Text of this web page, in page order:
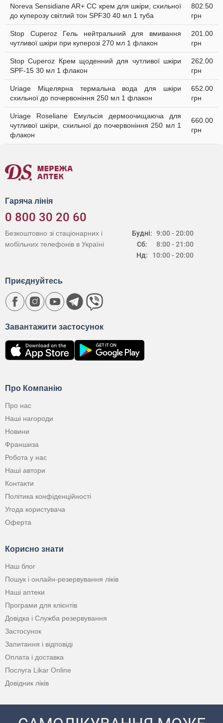
Noreva Sensidiane AR+ СС крем для шкіри, схильної
до куперозу світлий тон SPF30 40 мл 1 туба
802.50
грн
Stop Cuperoz Гель нейтральний для вмивання
чутливої шкіри при куперозі 270 мл 1 флакон
201.00
грн
Stop Cuperoz Крем щоденний для чутливої шкіри
SPF-15 30 мл 1 флакон
262.00
грн
Uriage Міцелярна термальна вода для шкіри
схильної до почервоніння 250 мл 1 флакон
652.00
грн
Uriage Roseliane Емульсія дермоочищаюча для
чутливої шкіри, схильної до почервоніння 250 мл 1
флакон
660.00
грн
Гаряча лінія
0 800 30 20 60
Будні:
Сб:
Нд:
9:00 - 20:00
8:00 - 21:00
10:00 - 20:00
Безкоштовно зі стаціонарних і
мобільних телефонів в Україні
Про Компанію
Про нас
Наші нагороди
Новини
Франшиза
Робота у нас
Наші автори
Контакти
Політика конфіденційності
Угода користувача
Оферта
Корисно знати
Наш блог
Пошук і онлайн-резервування ліків
Наші аптеки
Програми для клієнтів
Довідка і Служба резервування
Застосунок
Запитання і відповіді
Оплата і доставка
Послуга Likar Online
Довідник ліків
Завантажити застосунок
Приєднуйтесь